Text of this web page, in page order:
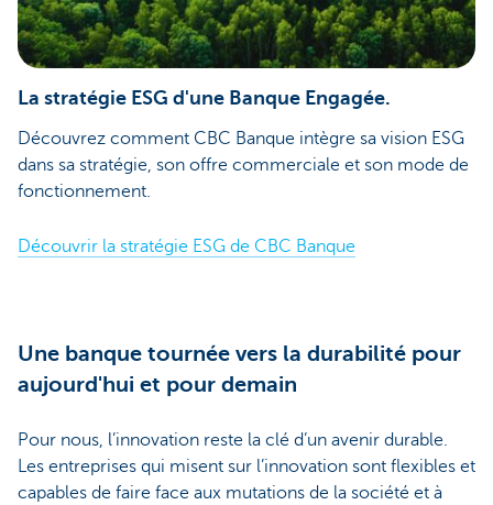
La stratégie ESG d'une Banque Engagée.
Découvrez comment CBC Banque intègre sa vision ESG
dans sa stratégie, son offre commerciale et son mode de
fonctionnement.
Découvrir la stratégie ESG de CBC Banque
Une banque tournée vers la durabilité pour
aujourd'hui et pour demain
Pour nous, l’innovation reste la clé d’un avenir durable.
Les entreprises qui misent sur l’innovation sont flexibles et
capables de faire face aux mutations de la société et à